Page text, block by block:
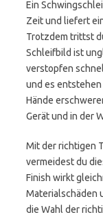
Ein
Zeit und liefert
Trotzdem trittst
Schleifbild ist
verstopfen
und es
Hände
Gerät und in der
Mit der richtigen
vermeidest du
Finish wirkt
Materialschäden
die Wahl der